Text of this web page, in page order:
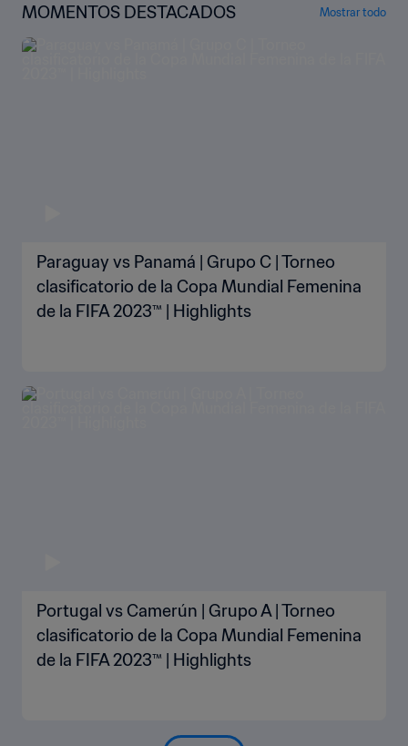
MOMENTOS DESTACADOS Mostrar todo
Paraguay vs Panamá | Grupo C | Torneo
clasificatorio de la Copa Mundial Femenina
de la FIFA 2023™ | Highlights
Portugal vs Camerún | Grupo A | Torneo
clasificatorio de la Copa Mundial Femenina
de la FIFA 2023™ | Highlights